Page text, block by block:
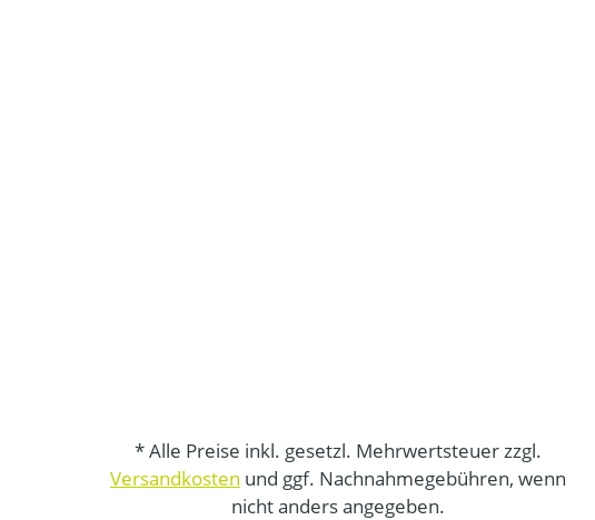
* Alle Preise inkl. gesetzl. Mehrwertsteuer zzgl.
Versandkosten und ggf. Nachnahmegebühren, wenn
nicht anders angegeben.